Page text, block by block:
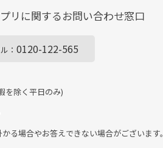
リに関するお問い合わせ窓口
： 0120-122-565
を除く平日のみ)
る場合やお答えできない場合がございます。